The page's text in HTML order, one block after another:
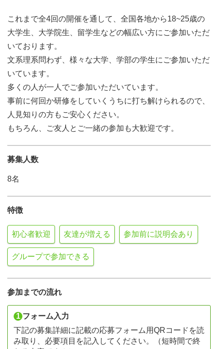
これまで全4回の開催を通して、全国各地から18~25歳の
大学生、大学院生、留学生などの幅広い方にご参加いただ
いております。
文系理系問わず、様々な大学、学部の学生にご参加いただ
いています。
多くの人が一人でご参加いただいています。
事前に何回か研修をしていくうちに打ち解けられるので、
人見知りの方もご安心ください。
もちろん、ご友人とご一緒の参加も大歓迎です。
募集人数
8名
特徴
初心者歓迎 友達が増える 参加前に説明会あり
グループで参加できる
参加までの流れ
1 フォーム入力
下記の募集詳細に記載の応募フォーム用QRコードを読
み取り、必要項目を記入してください。（短時間で終